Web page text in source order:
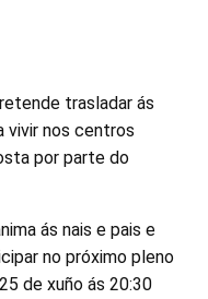
trasladar ás
vivir nos centros
por parte do
ás nais e pais e
no próximo pleno
de xuño ás 20:30